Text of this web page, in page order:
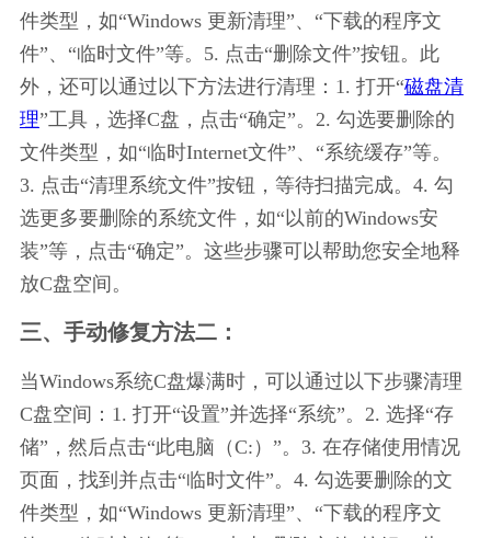
件类型，如“Windows 更新清理”、“下载的程序文
件”、“临时文件”等。5. 点击“删除文件”按钮。此
外，还可以通过以下方法进行清理：1. 打开“磁盘清
理”工具，选择C盘，点击“确定”。2. 勾选要删除的
文件类型，如“临时Internet文件”、“系统缓存”等。
3. 点击“清理系统文件”按钮，等待扫描完成。4. 勾
选更多要删除的系统文件，如“以前的Windows安
装”等，点击“确定”。这些步骤可以帮助您安全地释
放C盘空间。
三、手动修复方法二：
当Windows系统C盘爆满时，可以通过以下步骤清理
C盘空间：1. 打开“设置”并选择“系统”。2. 选择“存
储”，然后点击“此电脑（C:）”。3. 在存储使用情况
页面，找到并点击“临时文件”。4. 勾选要删除的文
件类型，如“Windows 更新清理”、“下载的程序文